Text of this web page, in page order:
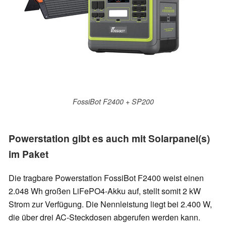
FossiBot F2400 + SP200
Powerstation gibt es auch mit Solarpanel(s)
im Paket
Die tragbare Powerstation FossiBot F2400 weist einen
2.048 Wh großen LiFePO4-Akku auf, stellt somit 2 kW
Strom zur Verfügung. Die Nennleistung liegt bei 2.400 W,
die über drei AC-Steckdosen abgerufen werden kann.